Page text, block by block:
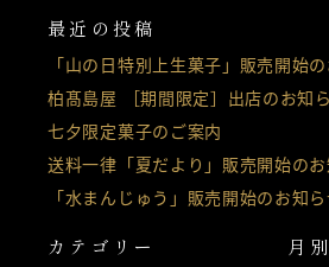
最近の投稿
「山の日特別上生菓子」販売開始
柏髙島屋 ［期間限定］出店のお知
七夕限定菓子のご案内
送料一律「夏だより」販売開始の
「水まんじゅう」販売開始のお知ら
カテゴリー 月